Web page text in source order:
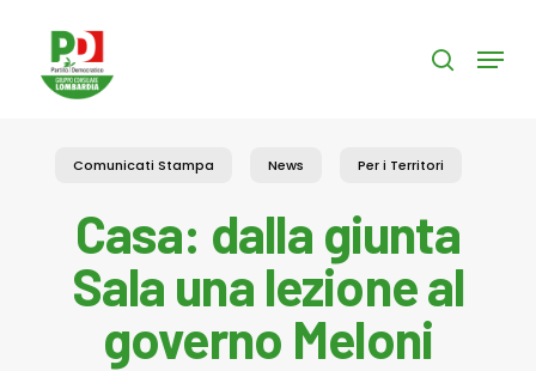
content
search
Menu
Comunicati Stampa News Per i Territori
Casa: dalla giunta
Sala una lezione al
governo Meloni